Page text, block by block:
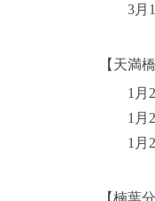
3月14
【天満
1月24
1月25
1月26
【楠葉